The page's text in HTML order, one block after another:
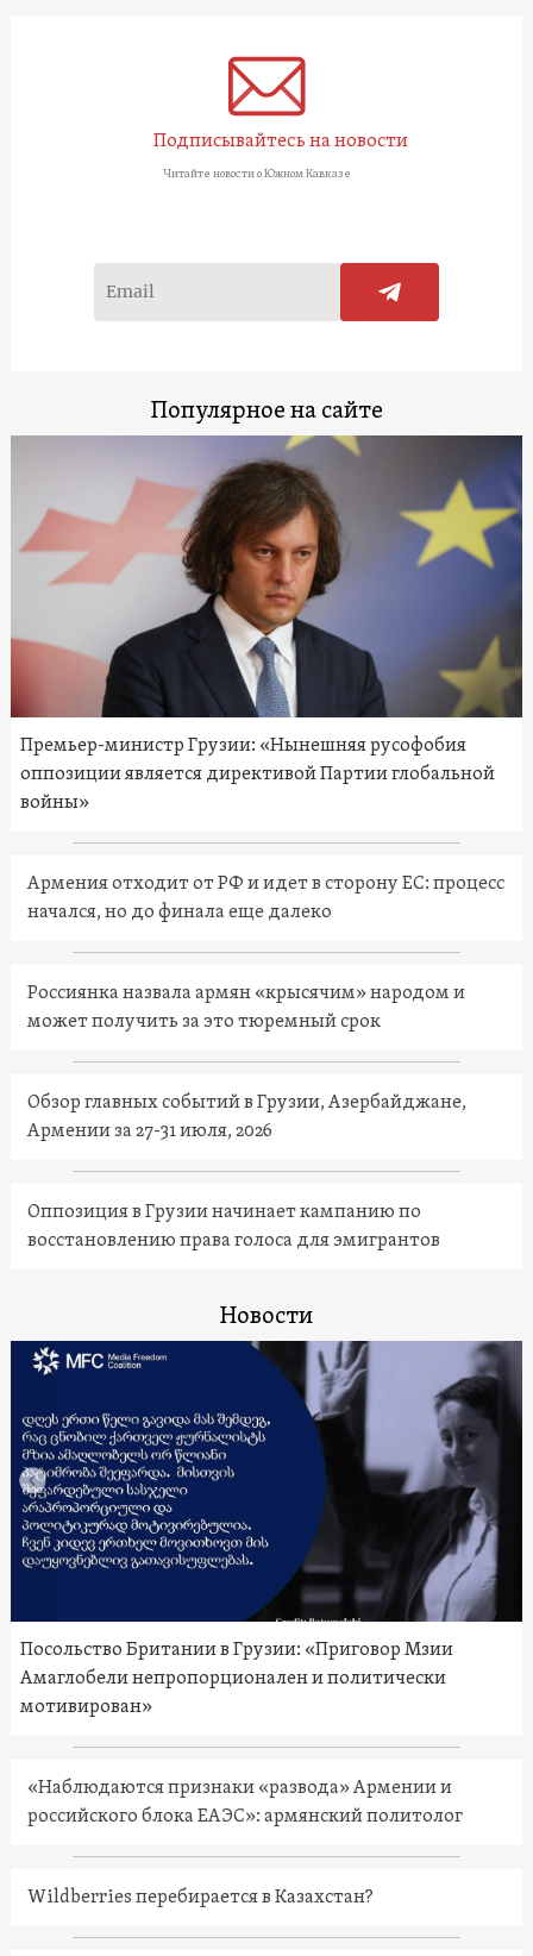
Подписывайтесь на новости
Читайте новости о Южном Кавказе
Популярное на сайте
Премьер-министр Грузии: «Нынешняя русофобия
оппозиции является директивой Партии глобальной
войны»
Армения отходит от РФ и идет в сторону ЕС: процесс
начался, но до финала еще далеко
Россиянка назвала армян «крысячим» народом и
может получить за это тюремный срок
Обзор главных событий в Грузии, Азербайджане,
Армении за 27-31 июля, 2026
Оппозиция в Грузии начинает кампанию по
восстановлению права голоса для эмигрантов
Новости
Посольство Британии в Грузии: «Приговор Мзии
Амаглобели непропорционален и политически
мотивирован»
«Наблюдаются признаки «развода» Армении и
российского блока ЕАЭС»: армянский политолог
Wildberries перебирается в Казахстан?